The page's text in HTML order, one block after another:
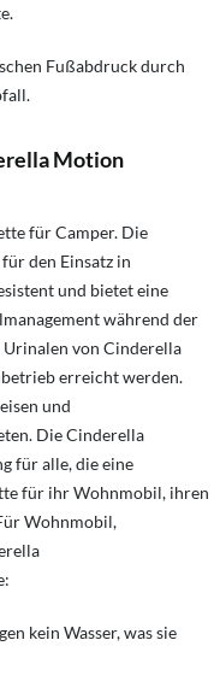
Fußabdruck durch
Motion
für Camper. Die
den Einsatz in
und bietet eine
während der
Urinalen von Cinderella
erreicht werden.
und
Die Cinderella
für alle, die eine
für ihr Wohnmobil, ihren
Wohnmobil,
kein Wasser, was sie